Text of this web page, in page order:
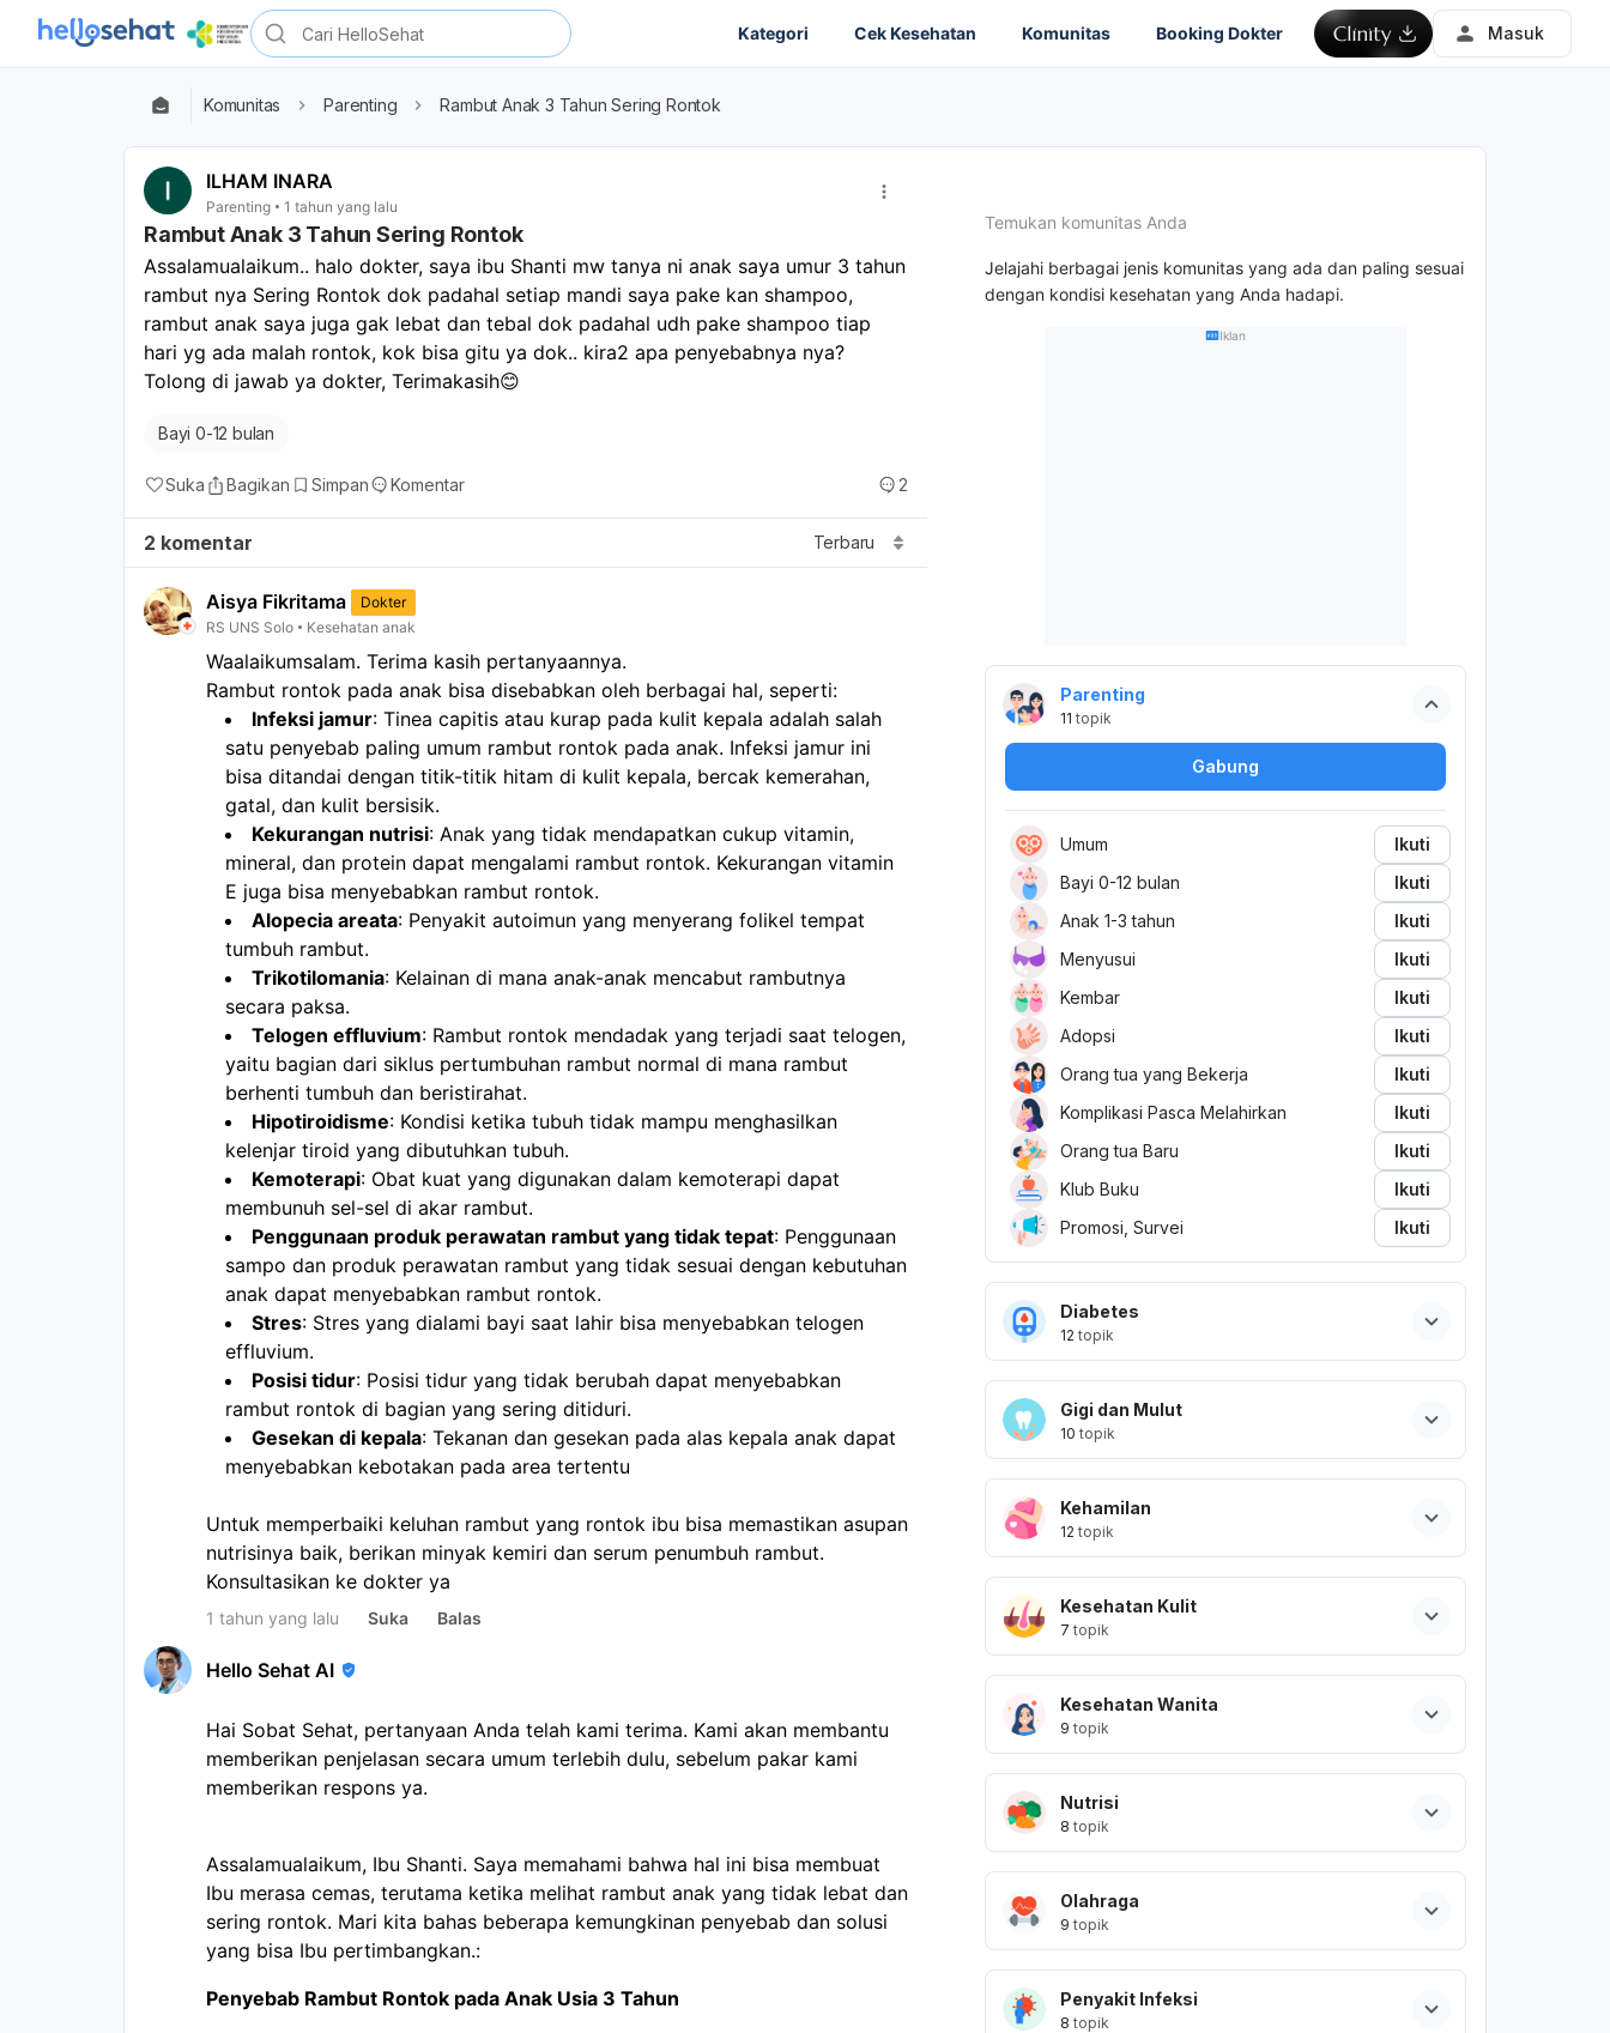
Kategori Cek Kesehatan Komunitas Booking Dokter Masuk
Komunitas Parenting Rambut Anak 3 Tahun Sering Rontok
ILHAM INARA
Parenting 1 tahun yang lalu
Rambut Anak 3 Tahun Sering Rontok
Assalamualaikum.. halo dokter, saya ibu Shanti mw tanya ni anak saya umur 3 tahun
rambut nya Sering Rontok dok padahal setiap mandi saya pake kan shampoo,
rambut anak saya juga gak lebat dan tebal dok padahal udh pake shampoo tiap
hari yg ada malah rontok, kok bisa gitu ya dok.. kira2 apa penyebabnya nya?
Tolong di jawab ya dokter, Terimakasih😊
Bayi 0-12 bulan
Suka Bagikan Simpan Komentar 2
2 komentar Terbaru
Aisya Fikritama
Dokter
RS UNS Solo
Kesehatan anak
Waalaikumsalam. Terima kasih pertanyaannya.
Rambut rontok pada anak bisa disebabkan oleh berbagai hal, seperti:
Infeksi jamur: Tinea capitis atau kurap pada kulit kepala adalah salah
satu penyebab paling umum rambut rontok pada anak. Infeksi jamur ini
bisa ditandai dengan titik-titik hitam di kulit kepala, bercak kemerahan,
gatal, dan kulit bersisik.
Kekurangan nutrisi: Anak yang tidak mendapatkan cukup vitamin,
mineral, dan protein dapat mengalami rambut rontok. Kekurangan vitamin
E juga bisa menyebabkan rambut rontok.
Alopecia areata: Penyakit autoimun yang menyerang folikel tempat
tumbuh rambut.
Trikotilomania: Kelainan di mana anak-anak mencabut rambutnya
secara paksa.
Telogen effluvium: Rambut rontok mendadak yang terjadi saat telogen,
yaitu bagian dari siklus pertumbuhan rambut normal di mana rambut
berhenti tumbuh dan beristirahat.
Hipotiroidisme: Kondisi ketika tubuh tidak mampu menghasilkan
kelenjar tiroid yang dibutuhkan tubuh.
Kemoterapi: Obat kuat yang digunakan dalam kemoterapi dapat
membunuh sel-sel di akar rambut.
Penggunaan produk perawatan rambut yang tidak tepat: Penggunaan
sampo dan produk perawatan rambut yang tidak sesuai dengan kebutuhan
anak dapat menyebabkan rambut rontok.
Stres: Stres yang dialami bayi saat lahir bisa menyebabkan telogen
effluvium.
Posisi tidur: Posisi tidur yang tidak berubah dapat menyebabkan
rambut rontok di bagian yang sering ditiduri.
Gesekan di kepala: Tekanan dan gesekan pada alas kepala anak dapat
menyebabkan kebotakan pada area tertentu
Untuk memperbaiki keluhan rambut yang rontok ibu bisa memastikan asupan
nutrisinya baik, berikan minyak kemiri dan serum penumbuh rambut.
Konsultasikan ke dokter ya
1 tahun yang lalu Suka Balas
Hello Sehat AI
Hai Sobat Sehat, pertanyaan Anda telah kami terima. Kami akan membantu
memberikan penjelasan secara umum terlebih dulu, sebelum pakar kami
memberikan respons ya.
Assalamualaikum, Ibu Shanti. Saya memahami bahwa hal ini bisa membuat
Ibu merasa cemas, terutama ketika melihat rambut anak yang tidak lebat dan
sering rontok. Mari kita bahas beberapa kemungkinan penyebab dan solusi
yang bisa Ibu pertimbangkan.:
Penyebab Rambut Rontok pada Anak Usia 3 Tahun
Temukan komunitas Anda
Jelajahi berbagai jenis komunitas yang ada dan paling sesuai
dengan kondisi kesehatan yang Anda hadapi.
Iklan
Parenting
11 topik
Gabung
Umum
Ikuti
Bayi 0-12 bulan
Ikuti
Anak 1-3 tahun
Ikuti
Menyusui
Ikuti
Kembar
Ikuti
Adopsi
Ikuti
Orang tua yang Bekerja
Ikuti
Komplikasi Pasca Melahirkan
Ikuti
Orang tua Baru
Ikuti
Klub Buku
Ikuti
Promosi, Survei
Ikuti
Diabetes
12 topik
Gigi dan Mulut
10 topik
Kehamilan
12 topik
Kesehatan Kulit
7 topik
Kesehatan Wanita
9 topik
Nutrisi
8 topik
Olahraga
9 topik
Penyakit Infeksi
8 topik